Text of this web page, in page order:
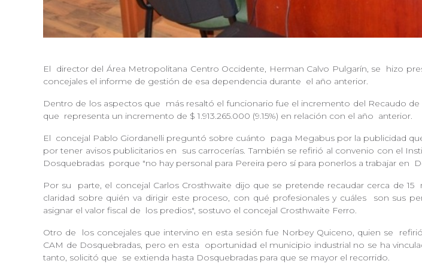
El director del Área Metropolitana Centro Occidente, Herman Calvo Pulgarín, se hizo
concejales el informe de gestión de esa dependencia durante el año anterior.
Dentro de los aspectos que más resaltó el funcionario fue el incremento del Recaudo de
que representa un incremento de $ 1.913.265.000 (9.15%) en relación con el año anterior.
El concejal Pablo Giordanelli preguntó sobre cuánto paga Megabus por la publicidad
por tener avisos publicitarios en
sus carrocerías. También se refirió al convenio con el
Dosquebradas porque "no hay personal para Pereira pero sí para ponerlos a trabajar en
Por su parte, el concejal Carlos Crosthwaite dijo que se pretende recaudar cerca de 15
claridad sobre quién va dirigir este proceso, con qué profesionales y cuáles
son sus
asignar el valor fiscal de los predios", sostuvo el concejal Crosthwaite Ferro.
Otro de los concejales que intervino en esta sesión fue Norbey Quiceno, quien se
CAM de Dosquebradas, pero en esta
oportunidad el municipio industrial no se ha
tanto, solicitó que se extienda hasta Dosquebradas para que se mayor el recorrido.